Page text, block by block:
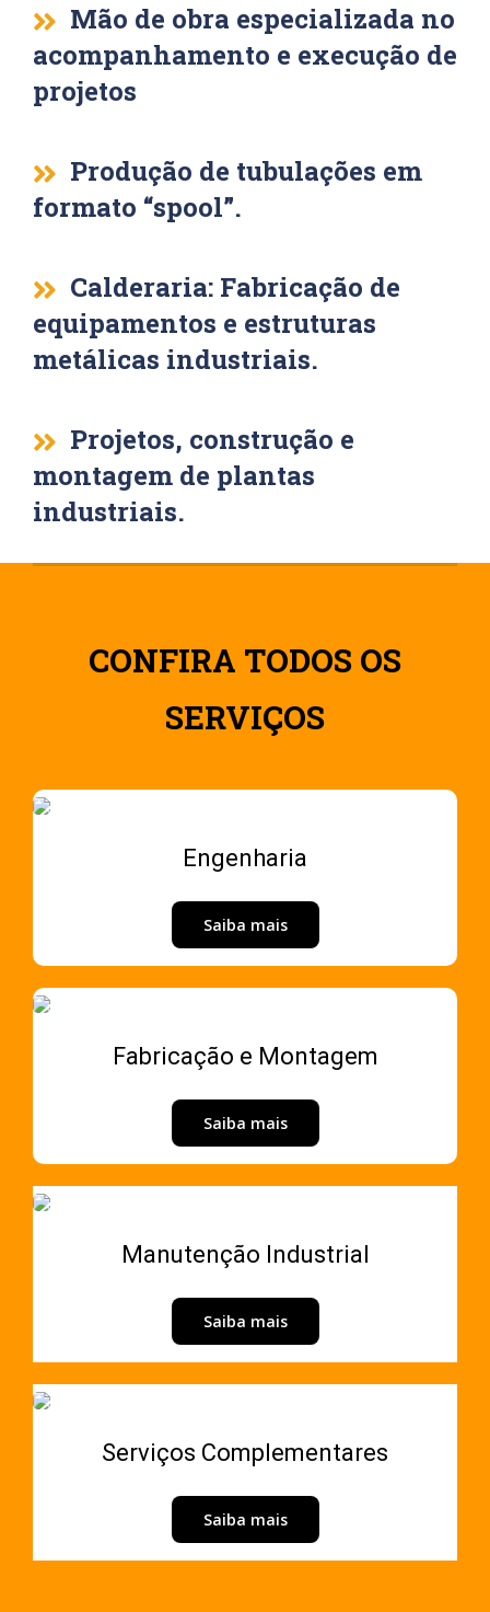
Mão de obra especializada no
acompanhamento e execução de
projetos
Produção de tubulações em
formato “spool”.
Calderaria: Fabricação de
equipamentos e estruturas
metálicas industriais.
Projetos, construção e
montagem de plantas
industriais.
CONFIRA TODOS OS
SERVIÇOS
Engenharia
Saiba mais
Fabricação e Montagem
Saiba mais
Manutenção Industrial
Saiba mais
Serviços Complementares
Saiba mais